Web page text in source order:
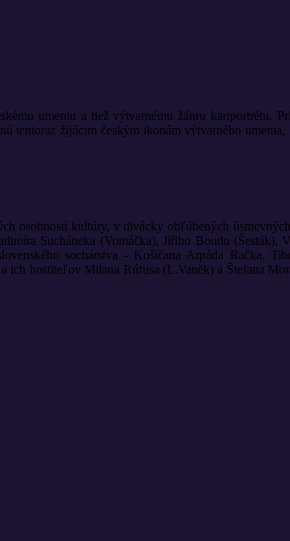
umeniu a tiež výtvarnému žánru kariportrétu.
tentoraz žijúcim českým ikonám výtvarného
osobností kultúry, v divácky obľúbených
Sucháneka (Vomáčka), Jiřiho Boudu (Šesták),
sochárstva - Košičana Arpáda Račka,
hostiteľov Milana Rúfusa (L.Vaněk) a Štefana